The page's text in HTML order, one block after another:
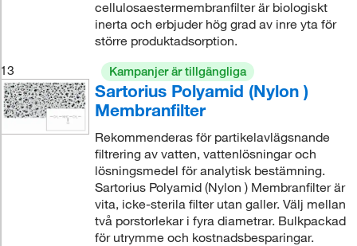
cellulosaestermembranfilter är biologiskt
inerta och erbjuder hög grad av inre yta för
större produktadsorption.
13
Kampanjer är tillgängliga
Sartorius Polyamid (Nylon )
Membranfilter
Rekommenderas för partikelavlägsnande
filtrering av vatten, vattenlösningar och
lösningsmedel för analytisk bestämning.
Sartorius Polyamid (Nylon ) Membranfilter är
vita, icke-sterila filter utan galler. Välj mellan
två porstorlekar i fyra diametrar. Bulkpackad
för utrymme och kostnadsbesparingar.